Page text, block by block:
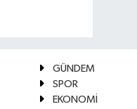
GÜNDEM
SPOR
EKONOMİ